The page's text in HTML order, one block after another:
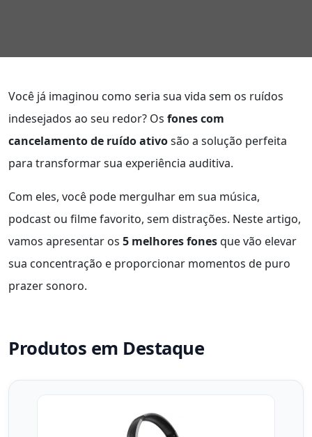
Você já imaginou como seria sua vida sem os ruídos
indesejados ao seu redor? Os fones com
cancelamento de ruído ativosão a solução perfeita
para transformar sua experiência auditiva.
Com eles, você pode mergulhar em sua música,
podcast ou filme favorito, sem distrações. Neste artigo,
vamos apresentar os 5 melhores fonesque vão elevar
sua concentração e proporcionar momentos de puro
prazer sonoro.
Produtos em Destaque